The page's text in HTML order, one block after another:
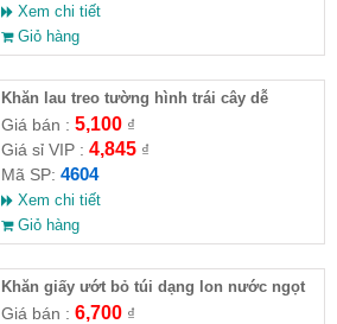
Xem chi tiết
Giỏ hàng
Khăn lau treo tường hình trái cây dễ
thương
Giá bán : 5,100₫
Giá sỉ VIP : 4,845₫
Mã SP: 4604
Xem chi tiết
Giỏ hàng
Khăn giấy ướt bỏ túi dạng lon nước ngọt
30 tờ 8.2x5cm
Giá bán : 6,700₫